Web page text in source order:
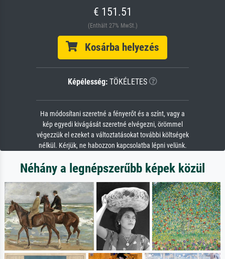
€ 151.51
(Enthält 27% MwSt.)
Kosárba helyezés
Képélesség: TÖKÉLETES
Ha módosítani szeretné a fényerőt és a színt, vagy a
kép egyedi kivágását szeretné elvégezni, örömmel
végezzük el ezeket a változtatásokat további költségek
nélkül. Kérjük, ne habozzon kapcsolatba lépni velünk.
Néhány a legnépszerűbb képek közül